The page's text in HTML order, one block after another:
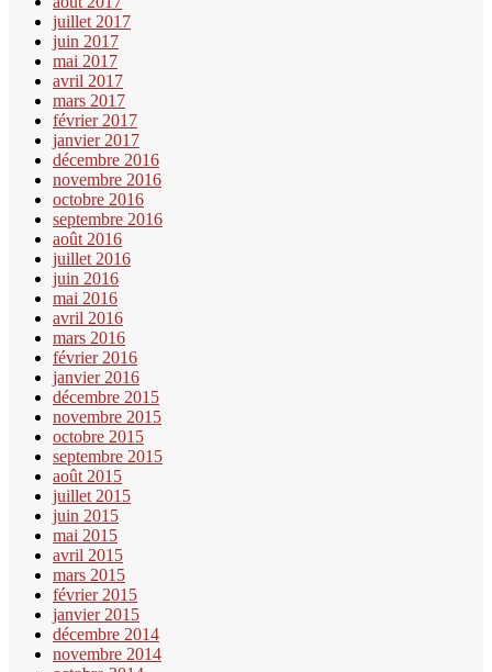
juillet 2017
juin 2017
mai 2017
avril 2017
mars 2017
février 2017
janvier 2017
décembre 2016
novembre 2016
octobre 2016
septembre 2016
août 2016
juillet 2016
juin 2016
mai 2016
avril 2016
mars 2016
février 2016
janvier 2016
décembre 2015
novembre 2015
octobre 2015
septembre 2015
août 2015
juillet 2015
juin 2015
mai 2015
avril 2015
mars 2015
février 2015
janvier 2015
décembre 2014
novembre 2014